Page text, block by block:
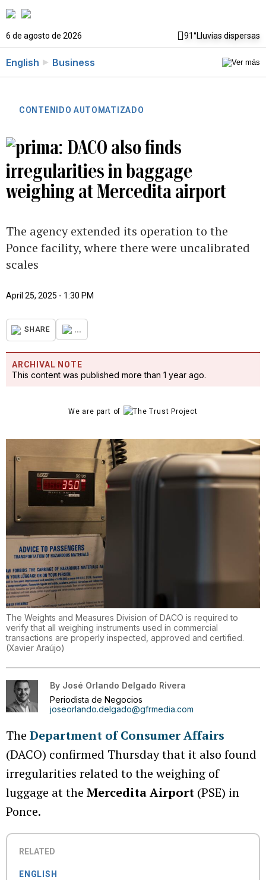
6 de agosto de 2026 91°Lluvias dispersas
English Business
CONTENIDO AUTOMATIZADO
DACO also finds
irregularities in baggage
weighing at Mercedita airport
The agency extended its operation to the
Ponce facility, where there were uncalibrated
scales
April 25, 2025 - 1:30 PM
SHARE ...
ARCHIVAL NOTE
This content was published more than 1 year ago.
We are part of
The Weights and Measures Division of DACO is required to
verify that all weighing instruments used in commercial
transactions are properly inspected, approved and certified.
(Xavier Araújo)
By José Orlando Delgado Rivera
Periodista de Negocios
joseorlando.delgado@gfrmedia.com
The Department of Consumer Affairs
(DACO) confirmed Thursday that it also found
irregularities related to the weighing of
luggage at the Mercedita Airport (PSE) in
Ponce.
RELATED
ENGLISH